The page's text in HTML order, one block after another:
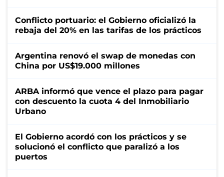
Conflicto portuario: el Gobierno oficializó la
rebaja del 20% en las tarifas de los prácticos
Argentina renovó el swap de monedas con
China por US$19.000 millones
ARBA informó que vence el plazo para pagar
con descuento la cuota 4 del Inmobiliario
Urbano
El Gobierno acordó con los prácticos y se
solucionó el conflicto que paralizó a los
puertos